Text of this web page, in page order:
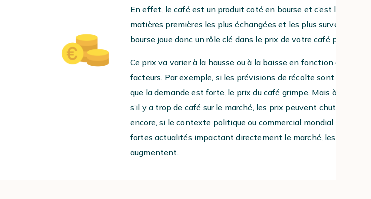
En effet, le café est un produit coté en bourse et c’est l’une des
matières premières les plus échangées et les plus surveillées. La
bourse joue donc un rôle clé dans le prix de votre café préféré.
Ce prix va varier à la hausse ou à la baisse en fonction de divers
facteurs. Par exemple, si les prévisions de récolte sont bonnes et
que la demande est forte, le prix du café grimpe. Mais à l’inverse,
s’il y a trop de café sur le marché, les prix peuvent chuter. Ou
encore, si le contexte politique ou commercial mondial suit de
fortes actualités impactant directement le marché, les prix
augmentent.